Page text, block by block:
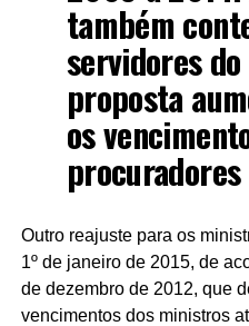
também
servidores
proposta
os
Outro reajuste para os
1º de janeiro de 2015, de
de dezembro de 2012, que
vencimentos dos ministros